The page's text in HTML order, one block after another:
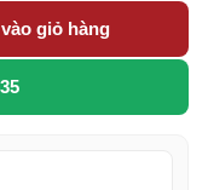
giỏ hàng